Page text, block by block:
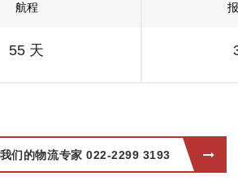
航程
55 天
们的物流专家 022-2299 3193